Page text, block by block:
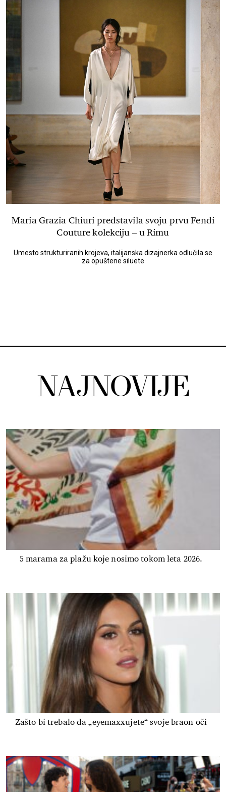
Maria Grazia Chiuri predstavila svoju prvu Fendi
Couture kolekciju – u Rimu
Umesto strukturiranih krojeva, italijanska dizajnerka odlučila se
za opuštene siluete
NAJNOVIJE
5 marama za plažu koje nosimo tokom leta 2026.
Zašto bi trebalo da „eyemaxxujete“ svoje braon oči